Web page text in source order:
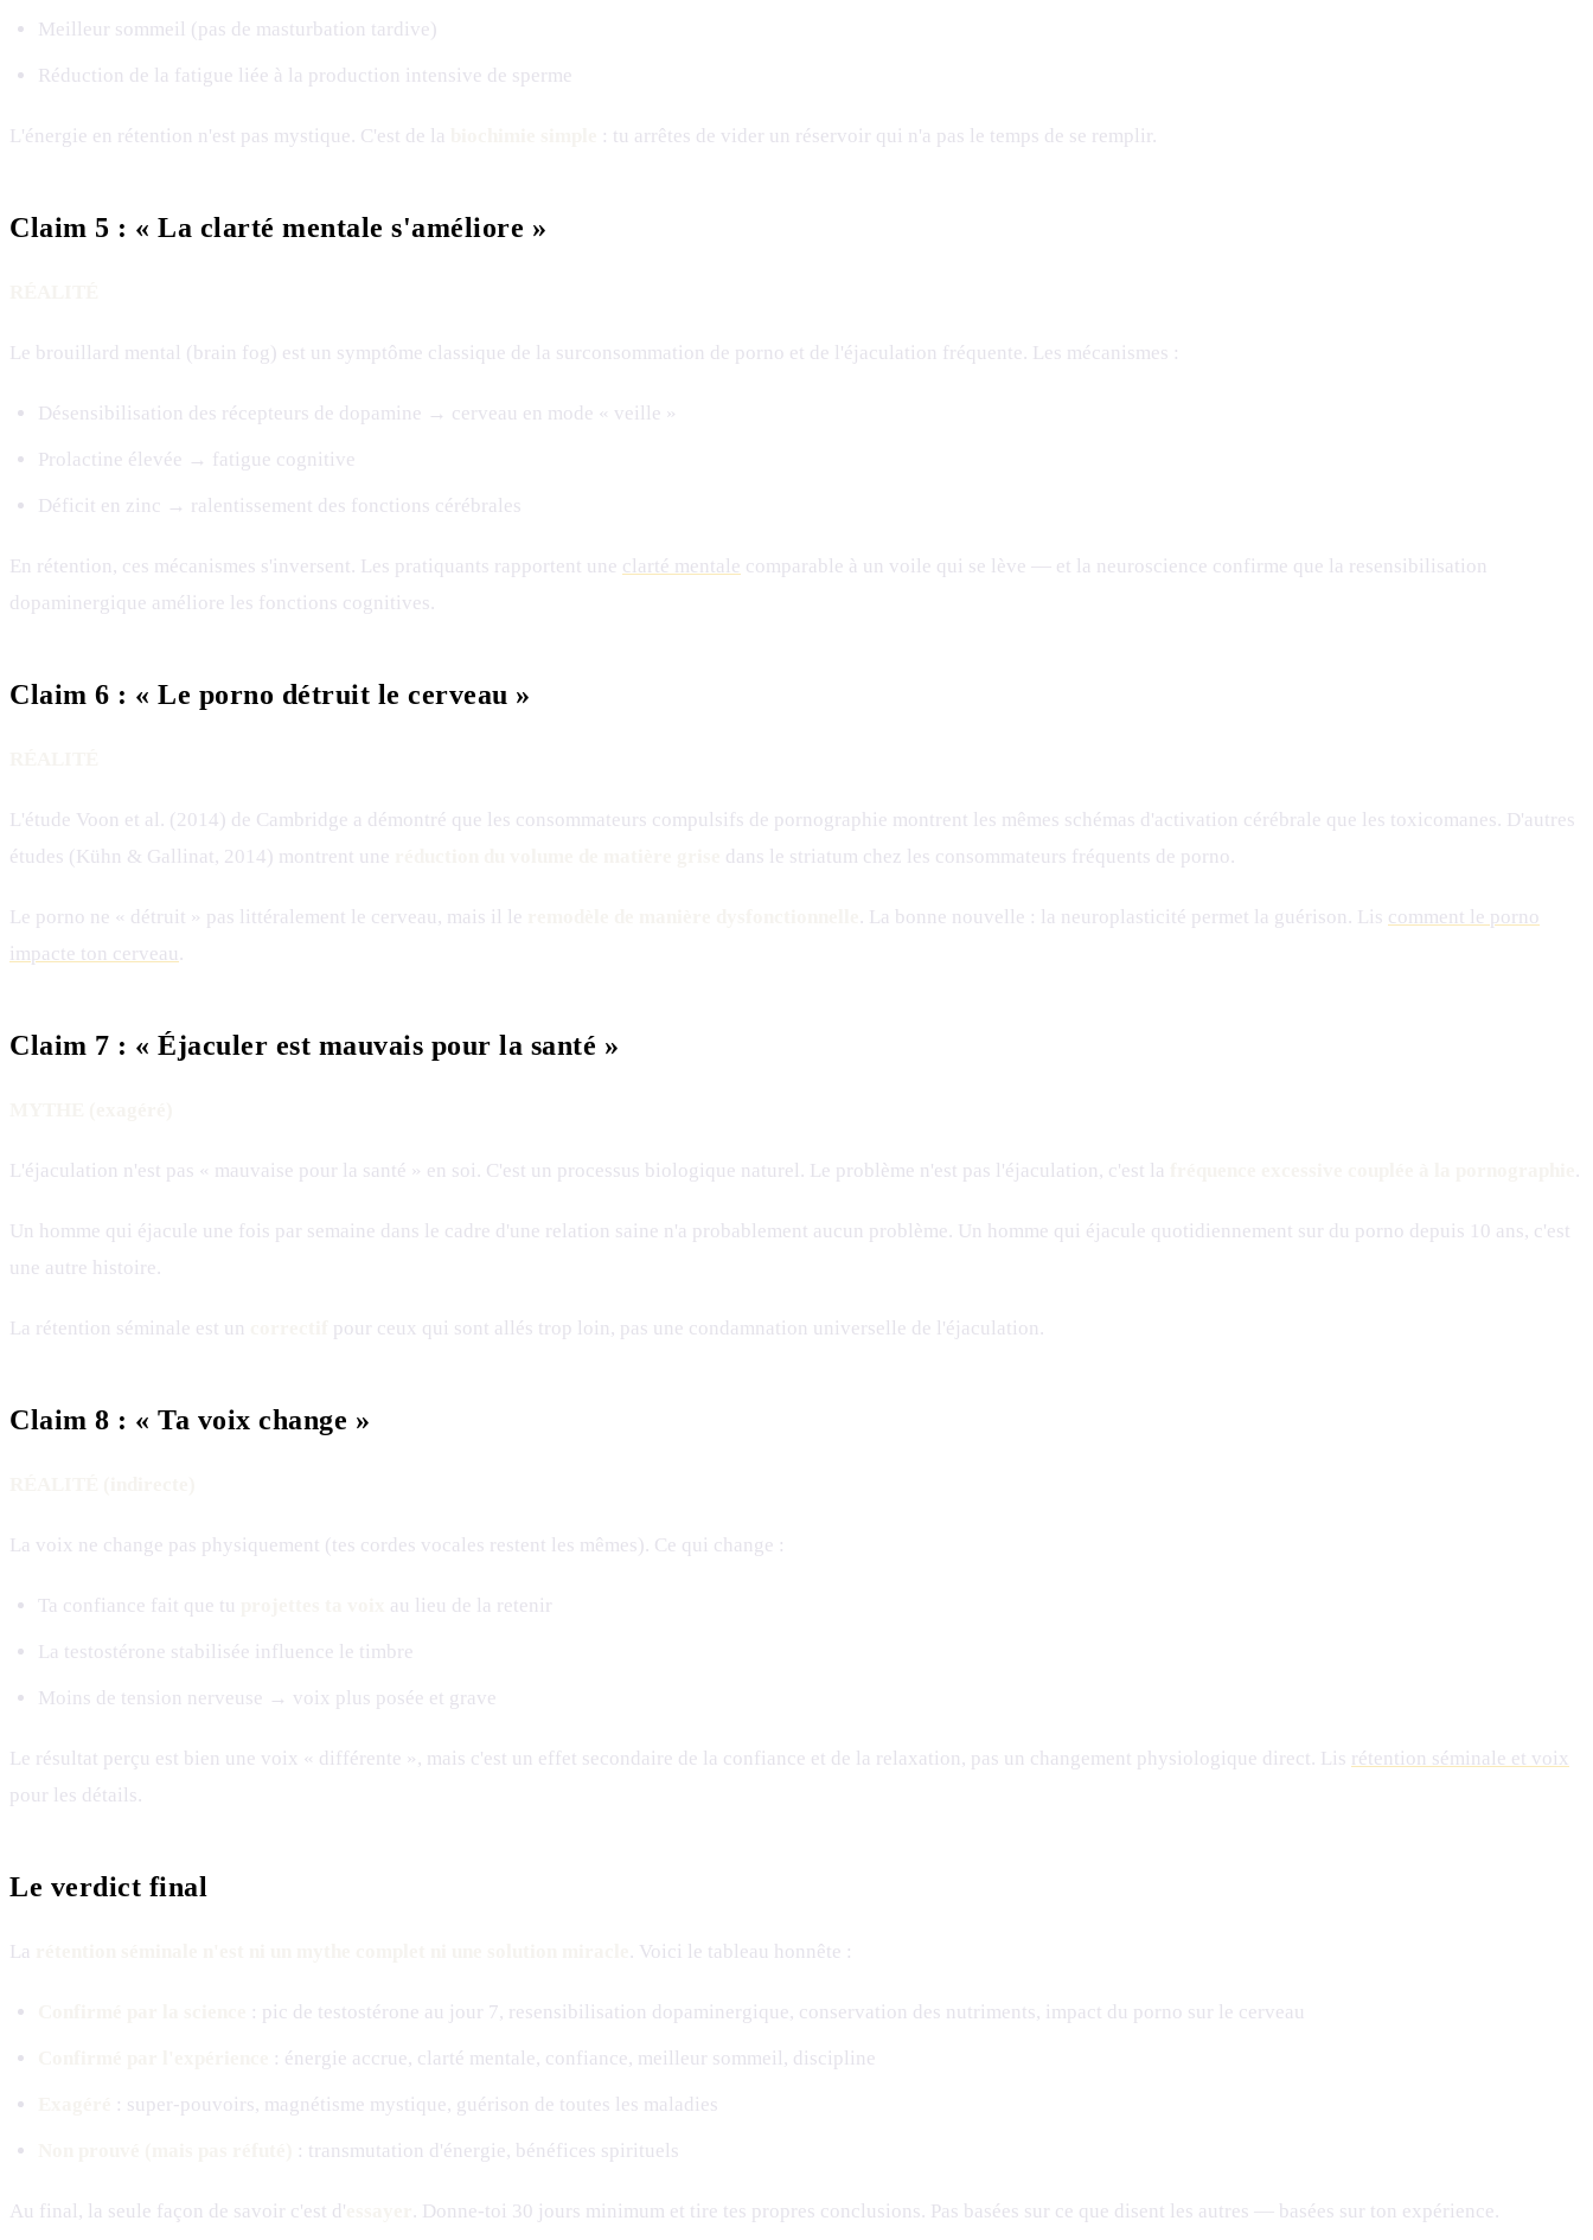
Meilleur sommeil (pas de masturbation tardive)
Réduction de la fatigue liée à la production intensive de sperme
L'énergie en rétention n'est pas mystique. C'est de la : tu arrêtes de vider un réservoir qui n'a pas le temps de se remplir.
Claim 5 : « La clarté mentale s'améliore »
Le brouillard mental (brain fog) est un symptôme classique de la surconsommation de porno et de l'éjaculation fréquente. Les mécanismes :
Désensibilisation des récepteurs de dopamine → cerveau en mode « veille »
Prolactine élevée → fatigue cognitive
Déficit en zinc → ralentissement des fonctions cérébrales
En rétention, ces mécanismes s'inversent. Les pratiquants rapportent une clarté mentale comparable à un voile qui se lève — et la neuroscience confirme que la resensibilisation
dopaminergique améliore les fonctions cognitives.
Claim 6 : « Le porno détruit le cerveau »
L'étude Voon et al. (2014) de Cambridge a démontré que les consommateurs compulsifs de pornographie montrent les mêmes schémas d'activation cérébrale que les toxicomanes. D'autres
études (Kühn & Gallinat, 2014) montrent une
dans le striatum chez les consommateurs fréquents de porno.
Le porno ne « détruit » pas littéralement le cerveau, mais il le . La bonne nouvelle : la neuroplasticité permet la guérison. Lis comment le porno
impacte ton cerveau .
Claim 7 : « Éjaculer est mauvais pour la santé »
L'éjaculation n'est pas « mauvaise pour la santé » en soi. C'est un processus biologique naturel. Le problème n'est pas l'éjaculation, c'est la .
Un homme qui éjacule une fois par semaine dans le cadre d'une relation saine n'a probablement aucun problème. Un homme qui éjacule quotidiennement sur du porno depuis 10 ans, c'est
une autre histoire.
La rétention séminale est un pour ceux qui sont allés trop loin, pas une condamnation universelle de l'éjaculation.
Claim 8 : « Ta voix change »
La voix ne change pas physiquement (tes cordes vocales restent les mêmes). Ce qui change :
Ta confiance fait que tu au lieu de la retenir
La testostérone stabilisée influence le timbre
Moins de tension nerveuse → voix plus posée et grave
Le résultat perçu est bien une voix « différente », mais c'est un effet secondaire de la confiance et de la relaxation, pas un changement physiologique direct. Lis rétention séminale et voix
pour les détails.
Le verdict final
La . Voici le tableau honnête :
: pic de testostérone au jour 7, resensibilisation dopaminergique, conservation des nutriments, impact du porno sur le cerveau
: énergie accrue, clarté mentale, confiance, meilleur sommeil, discipline
: super-pouvoirs, magnétisme mystique, guérison de toutes les maladies
: transmutation d'énergie, bénéfices spirituels
Au final, la seule façon de savoir c'est d' . Donne-toi 30 jours minimum et tire tes propres conclusions. Pas basées sur ce que disent les autres — basées sur ton expérience.